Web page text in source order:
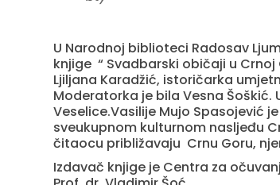
U Narodnoj biblioteci Radosav
knjige “ Svadbarski običaji u
Ljiljana Karadžić, istoričarka
Moderatorka je bila Vesna
Veselice.Vasilije Mujo Spasojević
sveukupnom kulturnom nasljeđu
čitaocu približavaju Crnu Goru,
Izdavač knjige je Centra za